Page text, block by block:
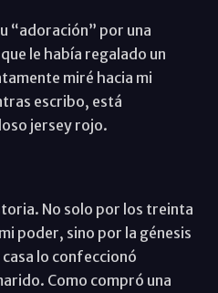
“adoración” por una
le había regalado un
miré hacia mi
escribo, está
jersey rojo.
No solo por los treinta
poder, sino por la génesis
lo confeccionó
Como compró una